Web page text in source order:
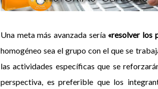
Una meta más avanzada sería «resolver los
homogéneo sea el grupo con el que se
las actividades específicas que se
perspectiva, es preferible que los